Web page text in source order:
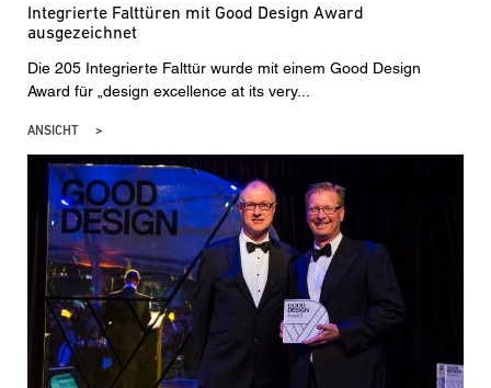
Integrierte Falttüren mit Good Design Award
ausgezeichnet
Die 205 Integrierte Falttür wurde mit einem Good Design
Award für „design excellence at its very...
ANSICHT